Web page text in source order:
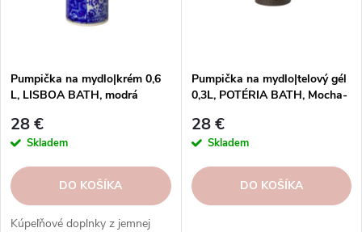
u
k
t
o
v
d
u
k
t
v
Pumpička na mydlo|krém 0,6
L, LISBOA BATH, modrá
28 €
Skladem
DO KOŠÍKA
Kúpeľňové doplnky z jemnej
Pumpička na mydlo|telový gél
0,3L, POTÉRIA BATH, Mocha-
28 €
Skladem
DO KOŠÍKA